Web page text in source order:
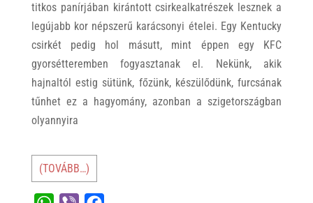
titkos panírjában kirántott csirkealkatrészek lesznek a
legújabb kor népszerű karácsonyi ételei. Egy Kentucky
csirkét pedig hol másutt, mint éppen egy KFC
gyorsétteremben fogyasztanak el. Nekünk, akik
hajnaltól estig sütünk, főzünk, készülődünk, furcsának
tűnhet ez a hagyomány, azonban a szigetországban
olyannyira
(TOVÁBB…)